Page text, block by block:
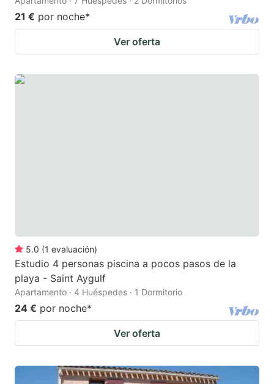
21 € por noche*
Ver oferta
5.0 (1 evaluación)
Estudio 4 personas piscina a pocos pasos de la
playa - Saint Aygulf
Apartamento · 4 Huéspedes · 1 Dormitorio
24 € por noche*
Ver oferta